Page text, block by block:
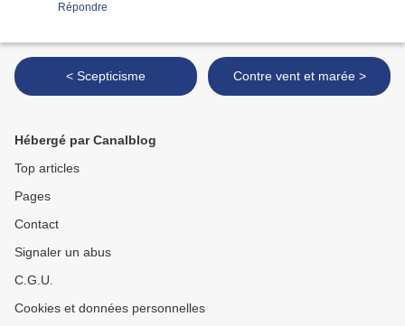
Répondre
< Scepticisme Contre vent et marée >
Hébergé par Canalblog
Top articles
Pages
Contact
Signaler un abus
C.G.U.
Cookies et données personnelles